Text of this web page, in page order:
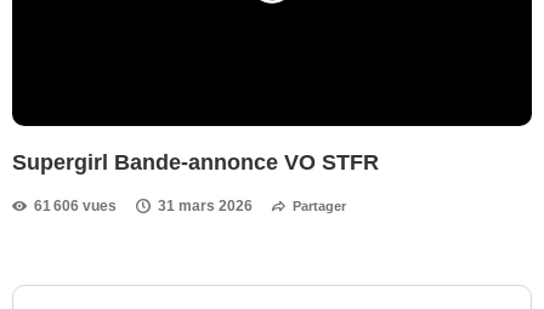
Supergirl Bande-annonce VO STFR
61 606 vues 31 mars 2026 Partager